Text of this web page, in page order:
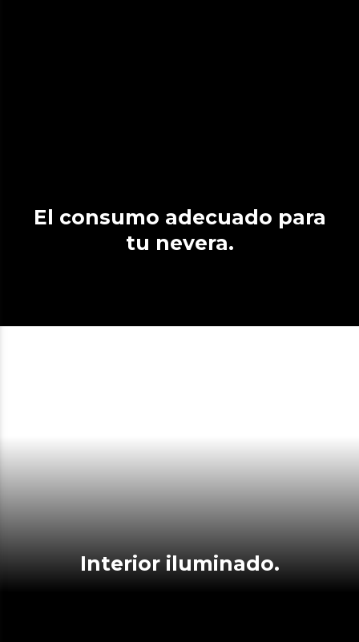
El consumo adecuado para
tu nevera.
Interior iluminado.